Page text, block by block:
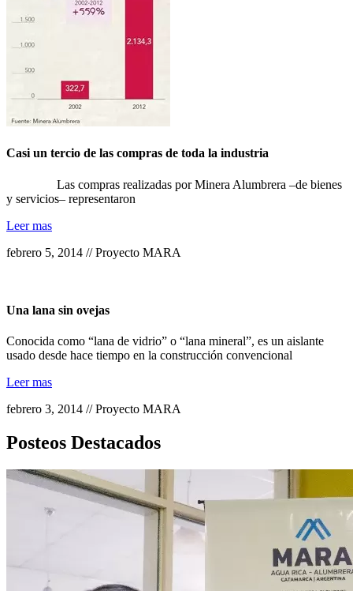
Casi un tercio de las compras de toda la industria
Las compras realizadas por Minera Alumbrera –de bienes
y servicios– representaron
Leer mas
febrero 5, 2014 // Proyecto MARA
Una lana sin ovejas
Conocida como “lana de vidrio” o “lana mineral”, es un aislante
usado desde hace tiempo en la construcción convencional
Leer mas
febrero 3, 2014 // Proyecto MARA
Posteos Destacados